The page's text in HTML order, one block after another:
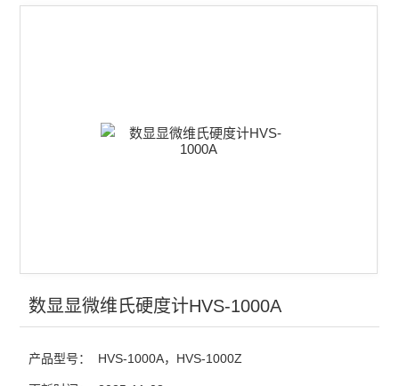
数显显微维氏硬度计HVS-1000A
产品型号： HVS-1000A，HVS-1000Z